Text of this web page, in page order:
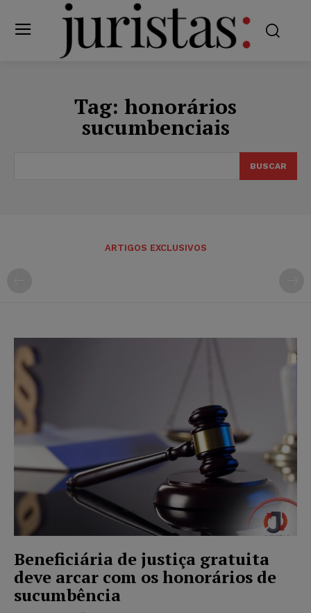
Tag: honorários
sucumbenciais
BUSCAR
ARTIGOS EXCLUSIVOS
Beneficiária de justiça gratuita
deve arcar com os honorários de
sucumbência